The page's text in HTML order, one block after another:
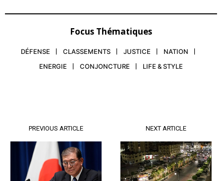
Focus Thématiques
DÉFENSE CLASSEMENTS JUSTICE
NATION
ENERGIE
CONJONCTURE LIFE & STYLE
PREVIOUS ARTICLE NEXT ARTICLE